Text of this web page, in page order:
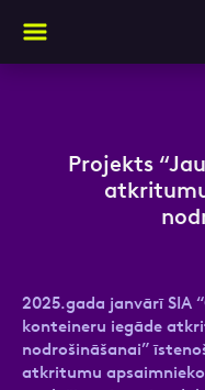
Projekts
2025.gada janvārī SIA
konteineru iegāde
nodrošināšanai”
atkritumu
E-pasts